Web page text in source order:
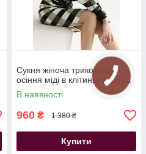
Сукня жіноча трикотажна
осіння міді в клітинку зелена
В наявності
960 ₴ 1 380 ₴
Купити